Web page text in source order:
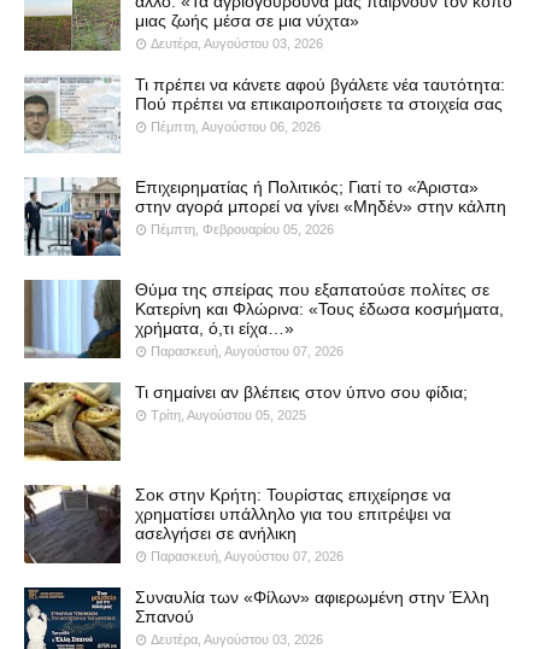
μιας ζωής μέσα σε μια νύχτα»
Δευτέρα, Αυγούστου 03, 2026
Τι πρέπει να κάνετε αφού βγάλετε νέα ταυτότητα:
Πού πρέπει να επικαιροποιήσετε τα στοιχεία σας
Πέμπτη, Αυγούστου 06, 2026
Επιχειρηματίας ή Πολιτικός; Γιατί το «Άριστα»
στην αγορά μπορεί να γίνει «Μηδέν» στην κάλπη
Πέμπτη, Φεβρουαρίου 05, 2026
Θύμα της σπείρας που εξαπατούσε πολίτες σε
Κατερίνη και Φλώρινα: «Τους έδωσα κοσμήματα,
χρήματα, ό,τι είχα…»
Παρασκευή, Αυγούστου 07, 2026
Τι σημαίνει αν βλέπεις στον ύπνο σου φίδια;
Τρίτη, Αυγούστου 05, 2025
Σοκ στην Κρήτη: Τουρίστας επιχείρησε να
χρηματίσει υπάλληλο για του επιτρέψει να
ασελγήσει σε ανήλικη
Παρασκευή, Αυγούστου 07, 2026
Συναυλία των «Φίλων» αφιερωμένη στην Έλλη
Σπανού
Δευτέρα, Αυγούστου 03, 2026